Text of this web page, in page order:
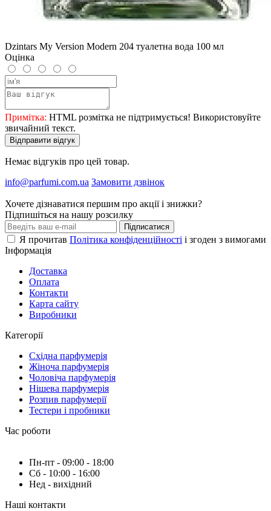
Dzintars My Version Modern 204 туалетна вода 100 мл
Оцінка
Примітка: HTML розмітка не підтримується! Використовуйте
звичайний текст.
Відправити відгук
Немає відгуків про цей товар.
info@parfumi.com.ua Замовити дзвінок
Хочете дізнаватися першим про акції і знижки?
Підпишіться на нашу розсилку
Підписатися
Я прочитав Політика конфіденційності і згоден з вимогами
Інформація
Доставка
Оплата
Контакти
Карта сайту
Виробники
Категорії
Східна парфумерія
Жіноча парфумерія
Чоловіча парфумерія
Нішева парфумерія
Розпив парфумерії
Тестери і пробники
Час роботи
Пн-пт - 09:00 - 18:00
Сб - 10:00 - 16:00
Нед - вихідний
Наші контакти